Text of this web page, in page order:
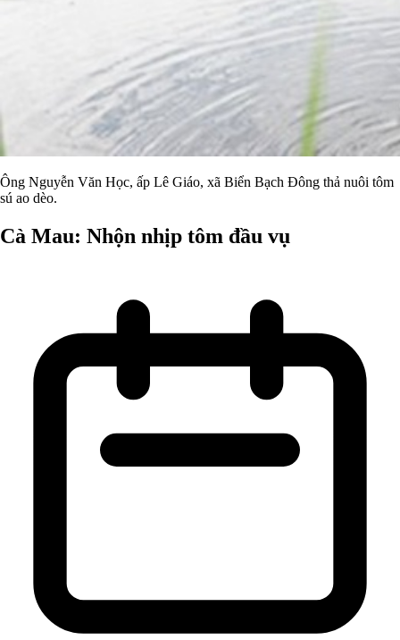
Ông Nguyễn Văn Học, ấp Lê Giáo, xã Biển Bạch Đông thả nuôi tôm
sú ao dèo.
Cà Mau: Nhộn nhịp tôm đầu vụ